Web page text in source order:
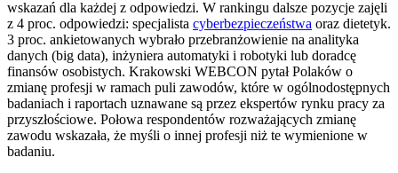
wskazań dla każdej z odpowiedzi. W rankingu dalsze pozycje zajęli
z 4 proc. odpowiedzi: specjalista cyberbezpieczeństwa oraz dietetyk.
3 proc. ankietowanych wybrało przebranżowienie na analityka
danych (big data), inżyniera automatyki i robotyki lub doradcę
finansów osobistych. Krakowski WEBCON pytał Polaków o
zmianę profesji w ramach puli zawodów, które w ogólnodostępnych
badaniach i raportach uznawane są przez ekspertów rynku pracy za
przyszłościowe. Połowa respondentów rozważających zmianę
zawodu wskazała, że myśli o innej profesji niż te wymienione w
badaniu.